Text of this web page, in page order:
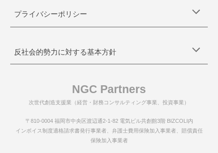
プライバシーポリシー
反社会的勢力に対する基本方針
NGC Partners
次世代創造支援業（経営・財務コンサルティング事業、投資事業）
〒810-0004 福岡市中央区渡辺通2-1-82 電気ビル共創館3階 BIZCOLI内
インボイス制度適格請求書発行事業者
弁護士費用保険加入事業者
賠償責任
保険加入事業者